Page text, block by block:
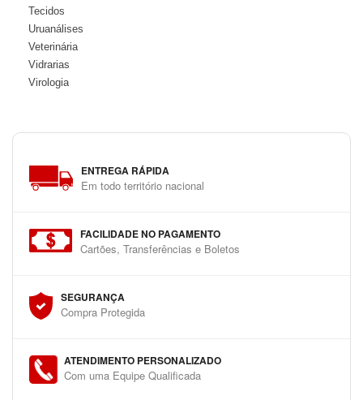
Tecidos
Uruanálises
Veterinária
Vidrarias
Virologia
ENTREGA RÁPIDA
Em todo território nacional
FACILIDADE NO PAGAMENTO
Cartões, Transferências e Boletos
SEGURANÇA
Compra Protegida
ATENDIMENTO PERSONALIZADO
Com uma Equipe Qualificada